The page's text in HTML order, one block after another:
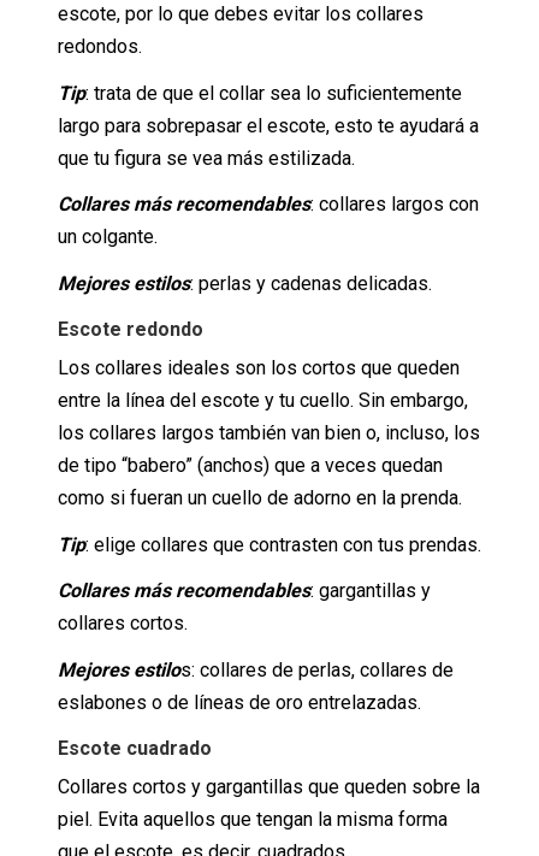
escote, por lo que debes evitar los collares
redondos.
Tip: trata de que el collar sea lo suficientemente
largo para sobrepasar el escote, esto te ayudará a
que tu figura se vea más estilizada.
Collares más recomendables: collares largos con
un colgante.
Mejores estilos: perlas y cadenas delicadas.
Escote redondo
Los collares ideales son los cortos que queden
entre la línea del escote y tu cuello. Sin embargo,
los collares largos también van bien o, incluso, los
de tipo “babero” (anchos) que a veces quedan
como si fueran un cuello de adorno en la prenda.
Tip: elige collares que contrasten con tus prendas.
Collares más recomendables: gargantillas y
collares cortos.
Mejores estilos: collares de perlas, collares de
eslabones o de líneas de oro entrelazadas.
Escote cuadrado
Collares cortos y gargantillas que queden sobre la
piel. Evita aquellos que tengan la misma forma